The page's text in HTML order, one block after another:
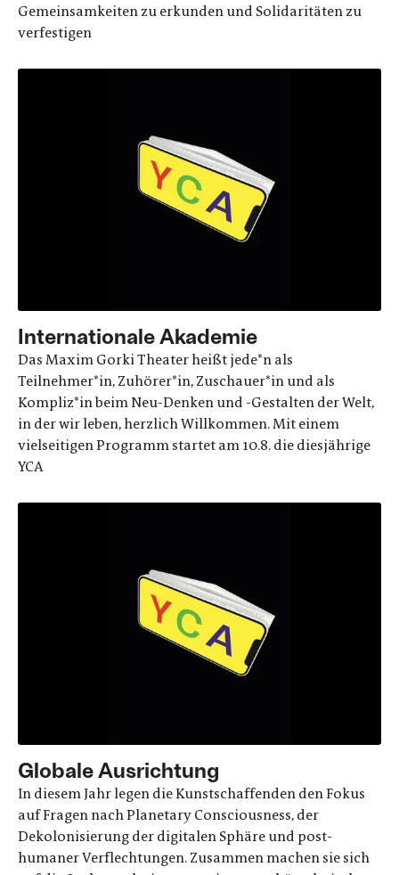
Gemeinsamkeiten zu erkunden und Solidaritäten zu
verfestigen
Internationale Akademie
Das Maxim Gorki Theater heißt jede*n als
Teilnehmer*in, Zuhörer*in, Zuschauer*in und als
Kompliz*in beim Neu-Denken und -Gestalten der Welt,
in der wir leben, herzlich Willkommen. Mit einem
vielseitigen Programm startet am 10.8. die diesjährige
YCA
Globale Ausrichtung
In diesem Jahr legen die Kunstschaffenden den Fokus
auf Fragen nach Planetary Consciousness, der
Dekolonisierung der digitalen Sphäre und post-
humaner Verflechtungen. Zusammen machen sie sich